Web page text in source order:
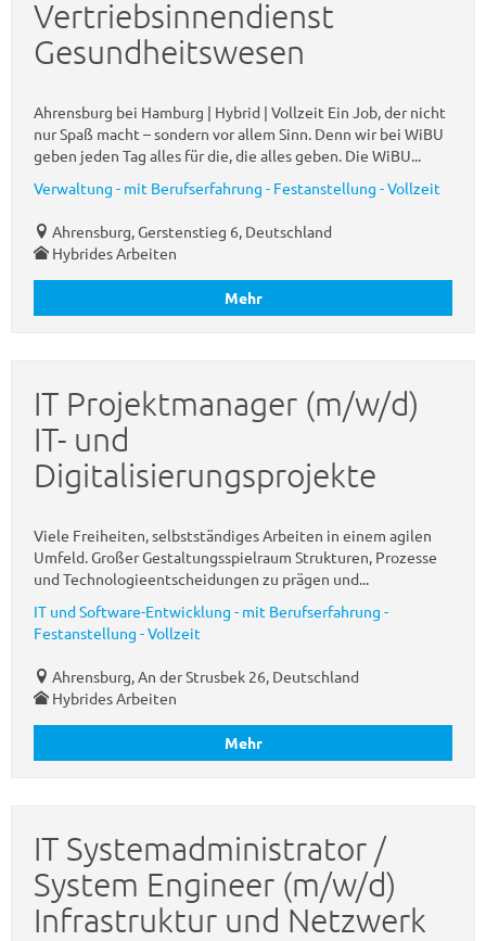
Vertriebsinnendienst
Gesundheitswesen
Ahrensburg bei Hamburg | Hybrid | Vollzeit Ein Job, der nicht
nur Spaß macht – sondern vor allem Sinn. Denn wir bei WiBU
geben jeden Tag alles für die, die alles geben. Die WiBU...
Verwaltung - mit Berufserfahrung - Festanstellung - Vollzeit
Ahrensburg, Gerstenstieg 6, Deutschland
Hybrides Arbeiten
Mehr
IT Projektmanager (m/w/d)
IT- und
Digitalisierungsprojekte
Viele Freiheiten, selbstständiges Arbeiten in einem agilen
Umfeld. Großer Gestaltungsspielraum Strukturen, Prozesse
und Technologieentscheidungen zu prägen und...
IT und Software-Entwicklung - mit Berufserfahrung -
Festanstellung - Vollzeit
Ahrensburg, An der Strusbek 26, Deutschland
Hybrides Arbeiten
Mehr
IT Systemadministrator /
System Engineer (m/w/d)
Infrastruktur und Netzwerk